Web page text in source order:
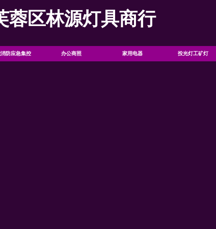
蓉区林源灯具商行
防应急集控 办公商照 家用电器 投光灯工矿灯